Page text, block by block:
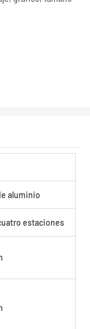
aluminio
estaciones